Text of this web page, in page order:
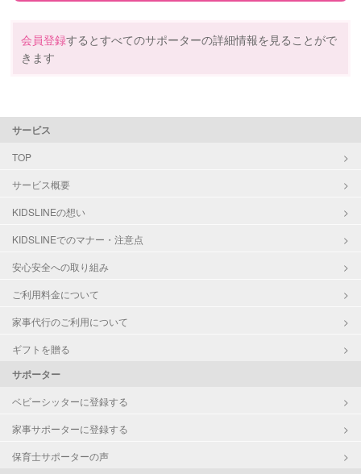
資格
企業型割引対象(旧内閣府補助対象)
受験対策
学校/塾の補習・宿題
対応科目
会員登録するとすべてのサポーターの詳細情報を見ることがで
きます
サービス
TOP
サービス概要
KIDSLINEの想い
KIDSLINEでのマナー・注意点
安心安全への取り組み
ご利用料金について
家事代行のご利用について
ギフトを贈る
サポーター
ベビーシッターに登録する
家事サポーターに登録する
保育士サポーターの声